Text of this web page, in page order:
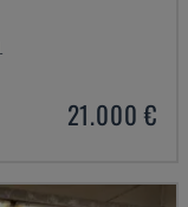
21.000 €